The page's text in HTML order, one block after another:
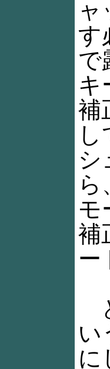
す
で
キ
補
シ
ら
モ
補
ー
い
に